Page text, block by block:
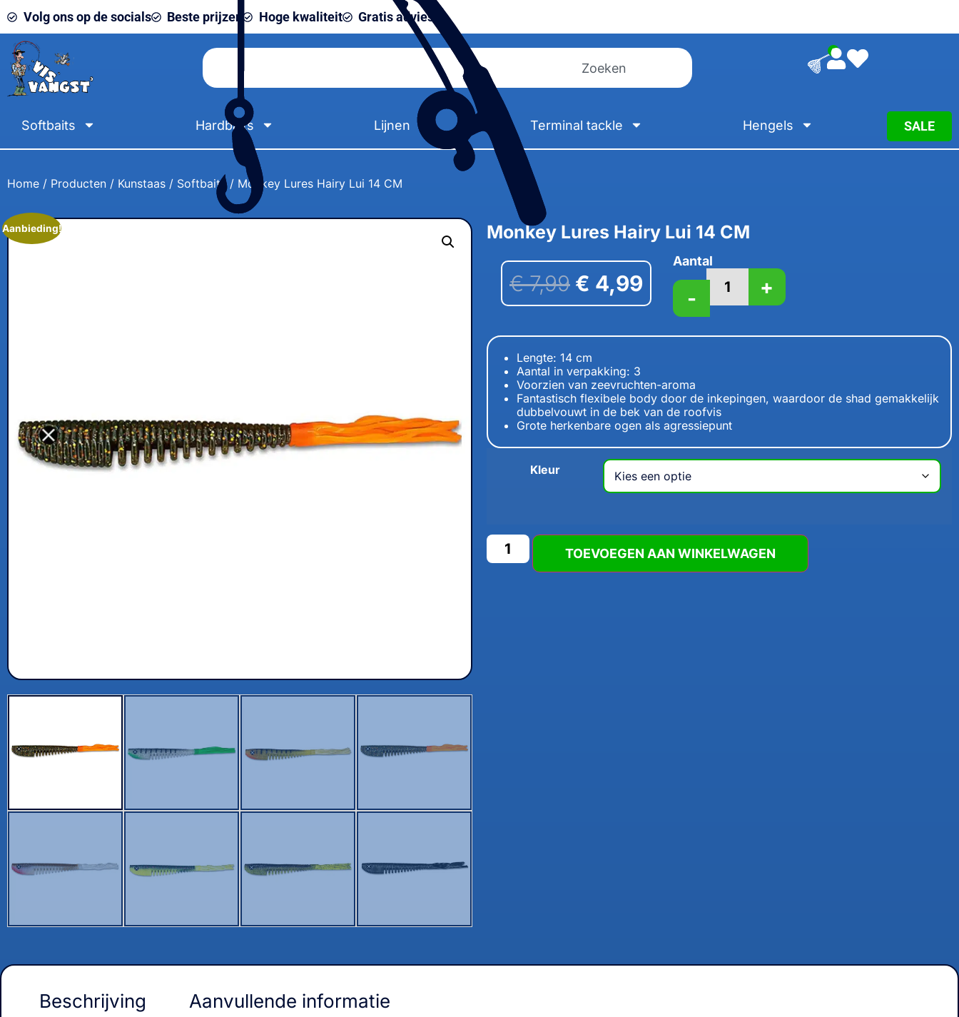
Volg ons op de socials Beste prijzen Hoge kwaliteit Gratis advies
0
Softbaits Hardbaits Lijnen Terminal tackle Hengels SALE
Home / Producten / Kunstaas / Softbaits/ Monkey Lures Hairy Lui 14 CM
Aanbieding! Monkey Lures Hairy Lui 14 CM
€7,99 € 4,99
Aantal
- +
Lengte: 14 cm
Aantal in verpakking: 3
Voorzien van zeevruchten-aroma
Fantastisch flexibele body door de inkepingen, waardoor de shad gemakkelijk
dubbelvouwt in de bek van de roofvis
Grote herkenbare ogen als agressiepunt
Kleur
TOEVOEGEN AAN WINKELWAGEN
Beschrijving Aanvullende informatie